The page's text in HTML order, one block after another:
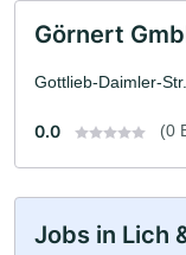
Görnert
Gottlieb-Daimler-
0.0 (0
Jobs in Lich